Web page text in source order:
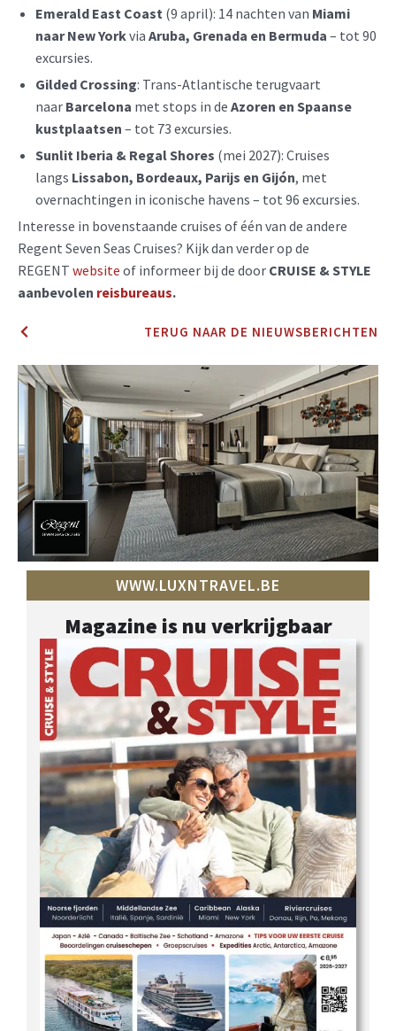
Emerald East Coast (9 april): 14 nachten van Miami
naar New Yorkvia Aruba, Grenada en Bermuda – tot 90
excursies.
Gilded Crossing: Trans-Atlantische terugvaart
naar Barcelona met stops in de Azoren en Spaanse
kustplaatsen – tot 73 excursies.
Sunlit Iberia & Regal Shores (mei 2027): Cruises
langs Lissabon, Bordeaux, Parijs en Gijón, met
overnachtingen in iconische havens – tot 96 excursies.
Interesse in bovenstaande cruises of één van de andere
Regent Seven Seas Cruises? Kijk dan verder op de
REGENT website of informeer bij de door CRUISE & STYLE
aanbevolen reisbureaus.
TERUG NAAR DE NIEUWSBERICHTEN
WWW.LUXNTRAVEL.BE
Magazine is nu verkrijgbaar